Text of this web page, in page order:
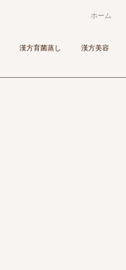
ホーム
漢方育菌蒸し 漢方美容